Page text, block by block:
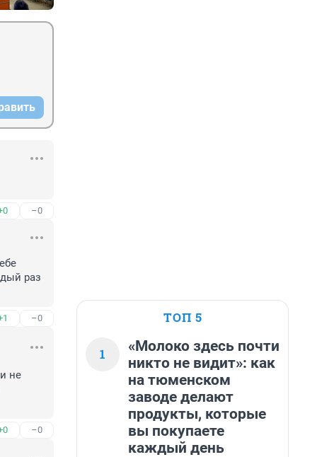
–0
раз
–0
не
–0
ТОП 5
1
«Молоко здесь почти
никто не видит»: как
на тюменском
заводе делают
продукты, которые
вы покупаете
каждый день